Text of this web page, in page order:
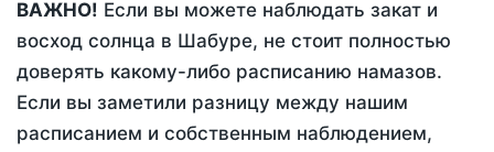
ВАЖНО! Если вы можете наблюдать закат и
восход солнца в Шабуре, не стоит полностью
доверять какому-либо расписанию намазов.
Если вы заметили разницу между нашим
расписанием и собственным наблюдением,